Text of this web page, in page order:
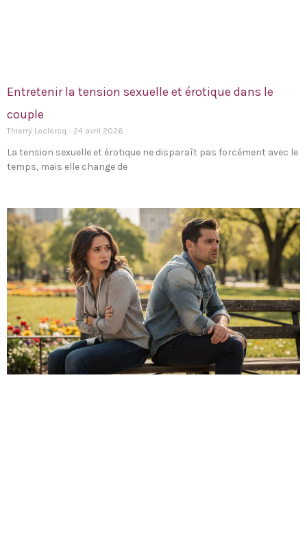
Entretenir la tension sexuelle et érotique dans le
couple
Thierry Leclercq 24 avril 2026
La tension sexuelle et érotique ne disparaît pas forcément avec le
temps, mais elle change de